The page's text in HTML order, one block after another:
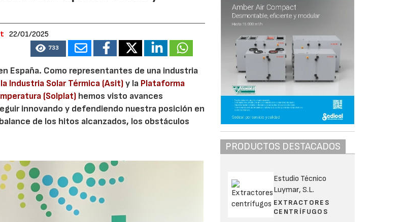
22/01/2025
733
España. Como representantes de una industria
Industria Solar Térmica (Asit)y la Plataforma
(Solplat) hemos visto avances
innovando y defendiendo nuestra posición en
de los hitos alcanzados, los obstáculos
PRODUCTOS DESTACADOS
Estudio Técnico
Luymar, S.L.
EXTRACTORES
CENTRÍFUGOS